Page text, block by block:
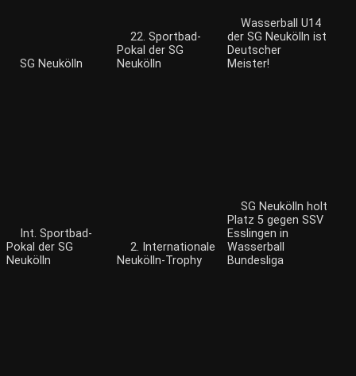
SG Neukölln
22. Sportbad-
Pokal der SG
Neukölln
Wasserball U14
der SG Neukölln ist
Deutscher
Meister!
Int. Sportbad-
Pokal der SG
Neukölln
2. Internationale
Neukölln-Trophy
SG Neukölln holt
Platz 5 gegen SSV
Esslingen in
Wasserball
Bundesliga